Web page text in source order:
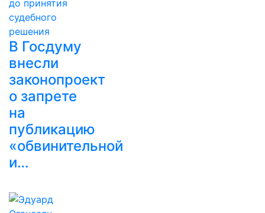
В Госдуму
внесли
законопроект
о запрете
на
публикацию
«обвинительной
и…